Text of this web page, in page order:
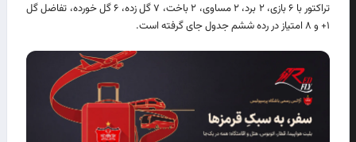
تراکتور با ۶ بازی، ۲ برد، ۲ مساوی، ۲ باخت، ۷ گل زده، ۶ گل خورده، تفاضل گل
۱+ و ۸ امتیاز در رده ششم جدول جای گرفته است.